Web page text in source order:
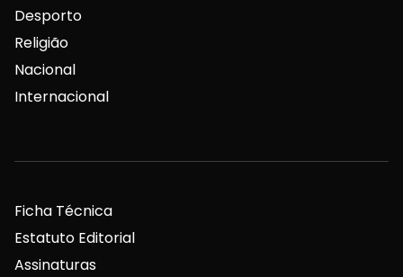
Desporto
Religião
Nacional
Internacional
Ficha Técnica
Estatuto Editorial
Assinaturas